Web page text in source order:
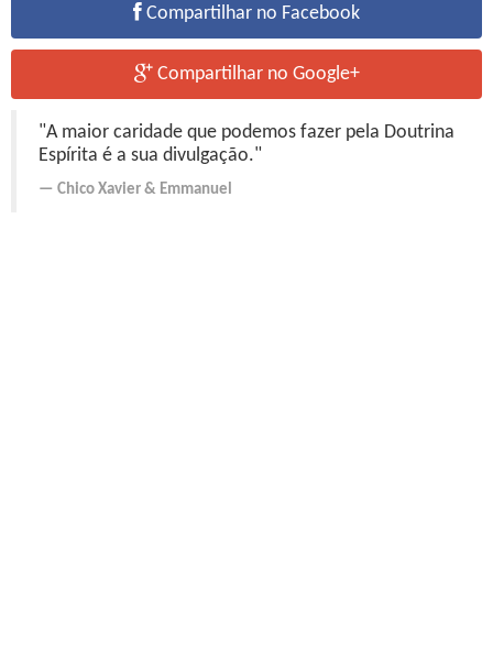
Compartilhar no Facebook
Compartilhar no Google+
"A maior caridade que podemos fazer pela Doutrina
Espírita é a sua divulgação."
Chico Xavier & Emmanuel